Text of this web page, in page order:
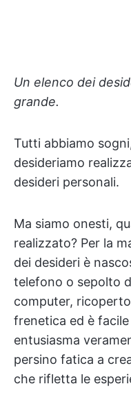
Un elenco dei
grande.
Tutti abbiamo
desideriamo
desideri personali.
Ma siamo onesti,
realizzato? Per la
dei desideri è
telefono o sepolto
computer,
frenetica ed è
entusiasma
persino fatica a
che rifletta le